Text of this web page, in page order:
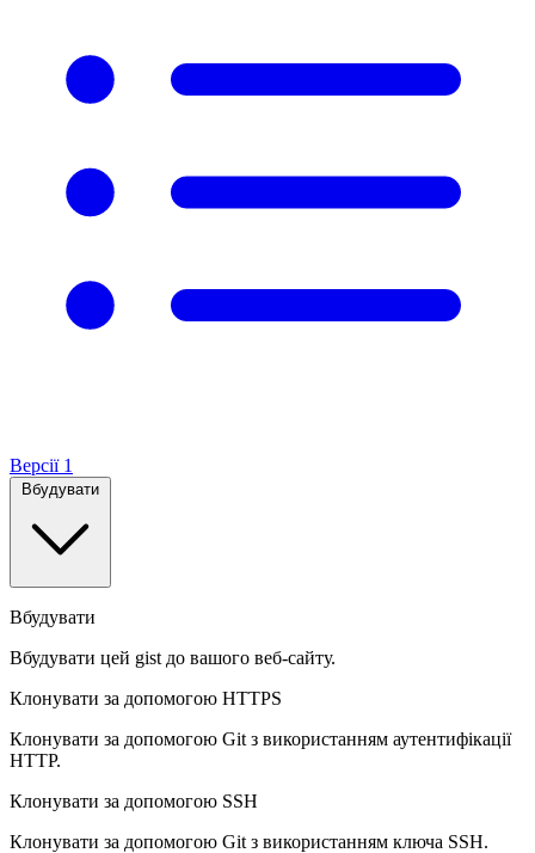
Версії 1
Вбудувати
Вбудувати
Вбудувати цей gist до вашого веб-сайту.
Клонувати за допомогою HTTPS
Клонувати за допомогою Git з використанням аутентифікації
HTTP.
Клонувати за допомогою SSH
Клонувати за допомогою Git з використанням ключа SSH.